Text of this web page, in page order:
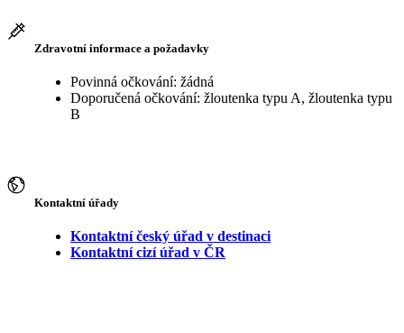
Zdravotní informace a požadavky
Povinná očkování: žádná
Doporučená očkování: žloutenka typu A, žloutenka typu
B
Kontaktní úřady
Kontaktní český úřad v destinaci
Kontaktní cizí úřad v ČR